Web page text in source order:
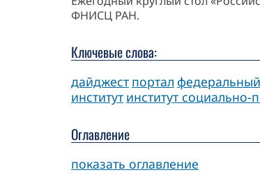
ФНИСЦ РАН.
Ключевые слова:
дайджест портал
институт институт
Оглавление
показать оглавление